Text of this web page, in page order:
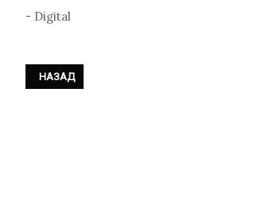
- Digital
ПРЕДЫДУЩИЙ: UNIFY SEPARATE - «RADIO WAVES»
НАЗАД